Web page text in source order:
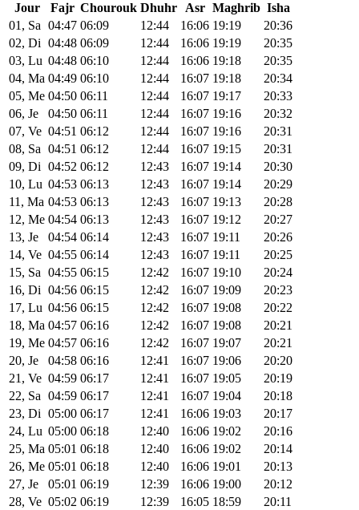
Jour Fajr Chourouk Dhuhr Asr Maghrib Isha
01, Sa 04:47 06:09 12:44 16:06 19:19
20:36
02, Di 04:48 06:09 12:44 16:06 19:19
20:35
03, Lu 04:48 06:10 12:44 16:06 19:18
20:35
04, Ma 04:49 06:10 12:44 16:07 19:18
20:34
05, Me 04:50 06:11 12:44 16:07 19:17
20:33
06, Je
04:50 06:11 12:44 16:07 19:16
20:32
07, Ve 04:51 06:12 12:44 16:07 19:16
20:31
08, Sa 04:51 06:12 12:44 16:07 19:15
20:31
09, Di 04:52 06:12 12:43 16:07 19:14
20:30
10, Lu 04:53 06:13 12:43 16:07 19:14
20:29
11, Ma 04:53 06:13 12:43 16:07 19:13
20:28
12, Me 04:54 06:13 12:43 16:07 19:12
20:27
13, Je
04:54 06:14 12:43 16:07 19:11
20:26
14, Ve 04:55 06:14 12:43 16:07 19:11
20:25
15, Sa 04:55 06:15 12:42 16:07 19:10
20:24
16, Di 04:56 06:15 12:42 16:07 19:09
20:23
17, Lu 04:56 06:15 12:42 16:07 19:08
20:22
18, Ma 04:57 06:16 12:42 16:07 19:08
20:21
19, Me 04:57 06:16 12:42 16:07 19:07
20:21
20, Je
04:58 06:16 12:41 16:07 19:06
20:20
21, Ve 04:59 06:17 12:41 16:07 19:05
20:19
22, Sa 04:59 06:17 12:41 16:07 19:04
20:18
23, Di 05:00 06:17 12:41 16:06 19:03
20:17
24, Lu 05:00 06:18 12:40 16:06 19:02
20:16
25, Ma 05:01 06:18 12:40 16:06 19:02
20:14
26, Me 05:01 06:18 12:40 16:06 19:01
20:13
27, Je
05:01 06:19 12:39 16:06 19:00
20:12
28, Ve 05:02 06:19 12:39 16:05 18:59
20:11